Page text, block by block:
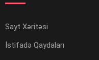
Sayt Xəritəsi
İstifadə Qaydaları